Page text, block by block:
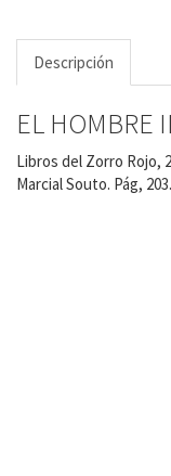
Descripción
EL HOMBRE
Libros del Zorro Rojo,
Marcial Souto. Pág,